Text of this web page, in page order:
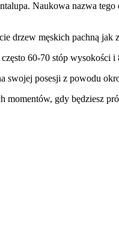
Naukowa nazwa
męskich pachną jak
60-70 stóp wysokości i
swojej posesji z powodu
gdy będziesz